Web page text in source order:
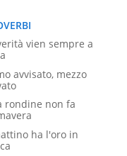
vien sempre a
avvisato, mezzo
rondine non fa
ha l'oro in